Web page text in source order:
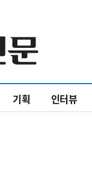
기획 인터뷰